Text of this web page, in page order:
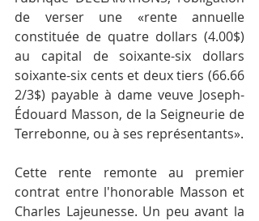
de verser une «rente annuelle
constituée de quatre dollars (4.00$)
au capital de soixante-six dollars
soixante-six cents et deux tiers (66.66
2/3$) payable à dame veuve Joseph-
Édouard Masson, de la Seigneurie de
Terrebonne, ou à ses représentants».
Cette rente remonte au premier
contrat entre l'honorable Masson et
Charles Lajeunesse. Un peu avant la